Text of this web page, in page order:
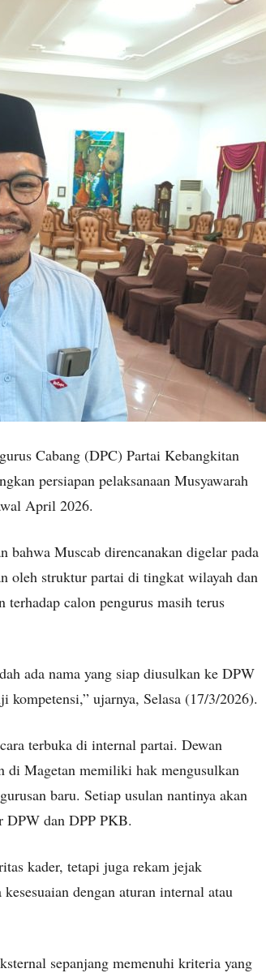
Cabang (DPC) Partai Kebangkitan
persiapan pelaksanaan Musyawarah
April 2026.
bahwa Muscab direncanakan digelar pada
oleh struktur partai di tingkat wilayah dan
terhadap calon pengurus masih terus
ada nama yang siap diusulkan ke DPW
kompetensi,” ujarnya, Selasa (17/3/2026).
terbuka di internal partai. Dewan
di Magetan memiliki hak mengusulkan
baru. Setiap usulan nantinya akan
DPW dan DPP PKB.
kader, tetapi juga rekam jejak
dengan aturan internal atau
sepanjang memenuhi kriteria yang